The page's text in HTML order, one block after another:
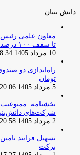
دانش‌ بنیان‌
معاون علمی
تا سقف ۱۰۰ درصد فروش دانش‌بنیان‌ها
10 مرداد 1405 18:34
راه‌اندازی دو
تومان
5 مرداد 1405 20:06
بخشنامه:
شرکت‌های
2 مرداد 1405 20:58
تسهیل فرایند
برکت